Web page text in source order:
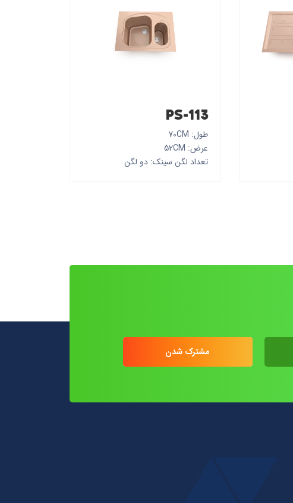
PS-113
طول: 70CM
عرض: 52CM
تعداد لگن سینک: دو لگن
مشترک شدن